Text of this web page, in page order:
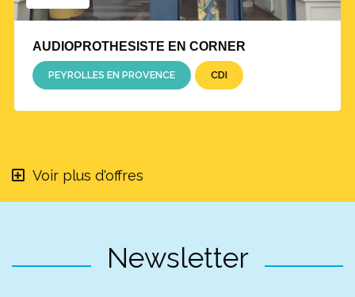
AUDIOPROTHESISTE EN CORNER
PEYROLLES EN PROVENCE CDI
Voir plus d'offres
Newsletter